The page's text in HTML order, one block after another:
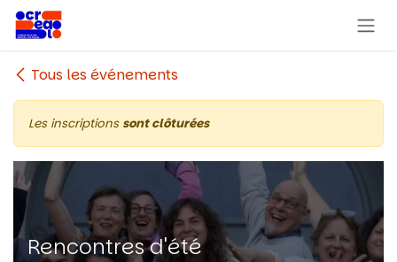
Se rendre au contenu
Tous les événements
Les inscriptions sont clôturées
Rencontres d'été